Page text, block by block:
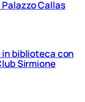
Callas
biblioteca con
Sirmione